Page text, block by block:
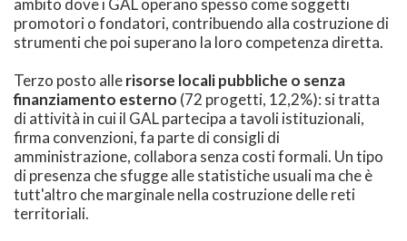
ambito dove i GAL operano spesso come soggetti
promotori o fondatori, contribuendo alla costruzione di
strumenti che poi superano la loro competenza diretta.
Terzo posto allerisorse locali pubbliche o senza
finanziamento esterno (72 progetti, 12,2%): si tratta
di attività in cui il GAL partecipa a tavoli istituzionali,
firma convenzioni, fa parte di consigli di
amministrazione, collabora senza costi formali. Un tipo
di presenza che sfugge alle statistiche usuali ma che è
tutt'altro che marginale nella costruzione delle reti
territoriali.